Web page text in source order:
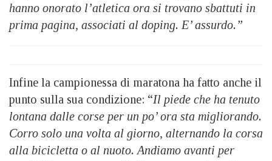
hanno onorato l’atletica ora si trovano sbattuti in
prima pagina, associati al doping. E’ assurdo.”
Infine la campionessa di maratona ha fatto anche il
punto sulla sua condizione: “Il piede che ha tenuto
lontana dalle corse per un po’ ora sta migliorando.
Corro solo una volta al giorno, alternando la corsa
alla bicicletta o al nuoto. Andiamo avanti per